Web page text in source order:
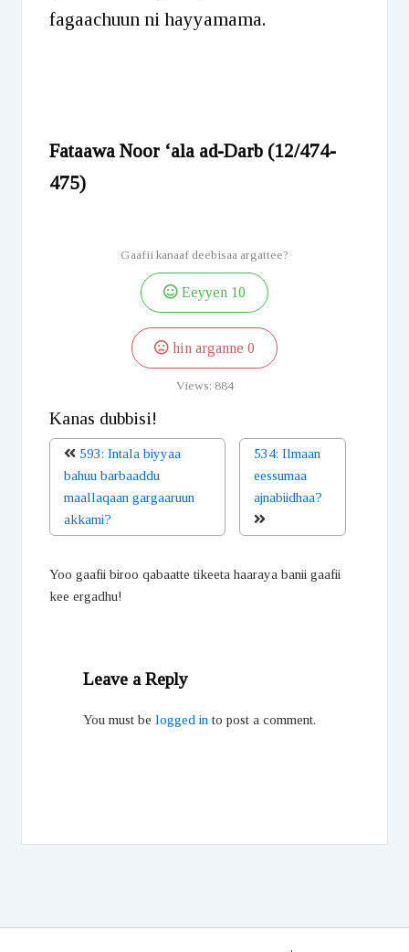
fagaachuun ni hayyamama.
Fataawa Noor ‘ala ad-Darb (12/474-
475)
Gaafii kanaaf deebisaa argattee?
Eeyyen 10
hin arganne 0
Views: 884
Kanas dubbisi!
593: Intala biyyaa
bahuu barbaaddu
maallaqaan gargaaruun
akkami?
534: Ilmaan
eessumaa
ajnabiidhaa?
Yoo gaafii biroo qabaatte tikeeta haaraya banii gaafii
kee ergadhu!
Leave a Reply
You must belogged in to post a comment.